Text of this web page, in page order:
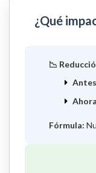
¿Qué
📉
Fórmula: